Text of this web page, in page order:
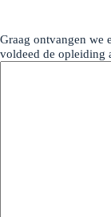
Graag ontvangen we
voldeed de opleiding